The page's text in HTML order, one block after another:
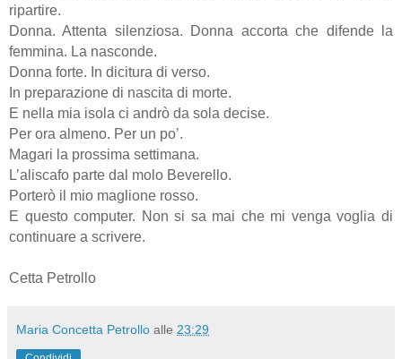
ripartire.
Donna. Attenta silenziosa. Donna accorta che difende la
femmina. La nasconde.
Donna forte. In dicitura di verso.
In preparazione di nascita di morte.
E nella mia isola ci andrò da sola decise.
Per ora almeno. Per un po’.
Magari la prossima settimana.
L’aliscafo parte dal molo Beverello.
Porterò il mio maglione rosso.
E questo computer. Non si sa mai che mi venga voglia di
continuare a scrivere.
Cetta Petrollo
Maria Concetta Petrollo alle 23:29